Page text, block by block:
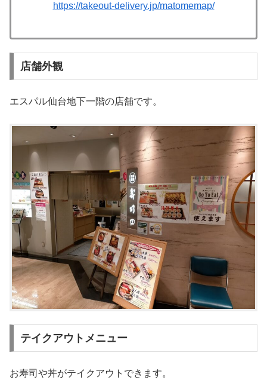
https://takeout-delivery.jp/matomemap/
店舗外観
エスパル仙台地下一階の店舗です。
テイクアウトメニュー
お寿司や丼がテイクアウトできます。